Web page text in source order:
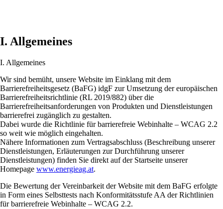
I. Allgemeines
I. Allgemeines
Wir sind bemüht, unsere Website im Einklang mit dem
Barrierefreiheitsgesetz (BaFG) idgF zur Umsetzung der europäischen
Barrierefreiheitsrichtlinie (RL 2019/882) über die
Barrierefreiheitsanforderungen von Produkten und Dienstleistungen
barrierefrei zugänglich zu gestalten.
Dabei wurde die Richtlinie für barrierefreie Webinhalte – WCAG 2.2
so weit wie möglich eingehalten.
Nähere Informationen zum Vertragsabschluss (Beschreibung unserer
Dienstleistungen, Erläuterungen zur Durchführung unserer
Dienstleistungen) finden Sie direkt auf der Startseite unserer
Homepage www.energieag.at.
Die Bewertung der Vereinbarkeit der Website mit dem BaFG erfolgte
in Form eines Selbsttests nach Konformitätsstufe AA der Richtlinien
für barrierefreie Webinhalte – WCAG 2.2.